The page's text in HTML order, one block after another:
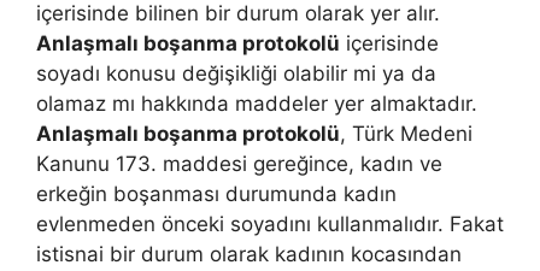
içerisinde bilinen bir durum olarak yer alır.
Anlaşmalı boşanma protokolü içerisinde
soyadı konusu değişikliği olabilir mi ya da
olamaz mı hakkında maddeler yer almaktadır.
Anlaşmalı boşanma protokolü, Türk Medeni
Kanunu 173. maddesi gereğince, kadın ve
erkeğin boşanması durumunda kadın
evlenmeden önceki soyadını kullanmalıdır. Fakat
istisnai bir durum olarak kadının kocasından